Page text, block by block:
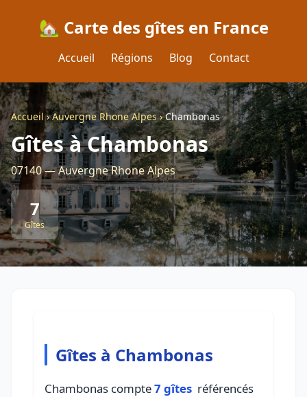
🏡 Carte des gîtes en France
Accueil Régions Blog Contact
Accueil›Auvergne Rhone Alpes›Chambonas
Gîtes à Chambonas
07140 — Auvergne Rhone Alpes
7
Gîtes
Gîtes à Chambonas
Chambonas compte7 gîtes référencés